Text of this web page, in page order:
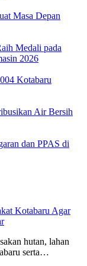
Masa Depan
Medali pada
2026
Kotabaru
Air Bersih
dan PPAS di
Kotabaru Agar
hutan, lahan
serta…